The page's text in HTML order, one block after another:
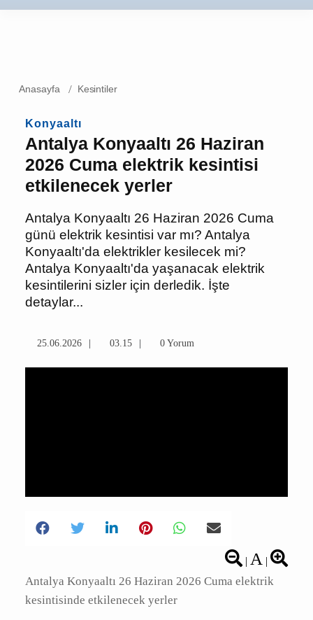
Anasayfa Kesintiler
Konyaaltı
Antalya Konyaaltı 26
Haziran 2026 Cuma elektrik
kesintisi etkilenecek yerler
Antalya Konyaaltı 26 Haziran 2026 Cuma
günü elektrik kesintisi var mı? Antalya
Konyaaltı'da elektrikler kesilecek mi?
Antalya Konyaaltı'da yaşanacak elektrik
kesintilerini sizler için derledik. İşte
detaylar...
25.06.2026 03.15 0 Yorum
|A|
Antalya Konyaaltı 26 Haziran 2026 Cuma